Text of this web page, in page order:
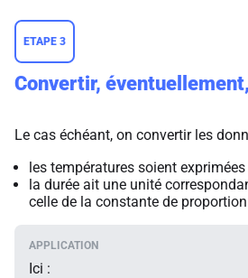
ETAPE 3
Convertir,
Le cas échéant, on convertir les
les températures soient
la durée ait une unité
celle de la constante de
Ici :